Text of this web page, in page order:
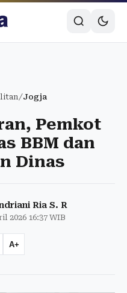
/Jogja
Pemkot
BBM dan
Dinas
Ria S. R
2026 16:37 WIB
A+